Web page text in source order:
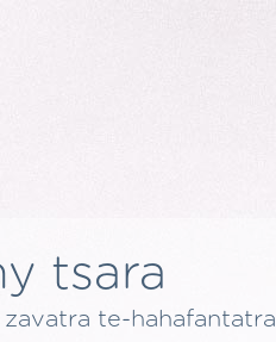
tsara
zavatra te-hahafantatra